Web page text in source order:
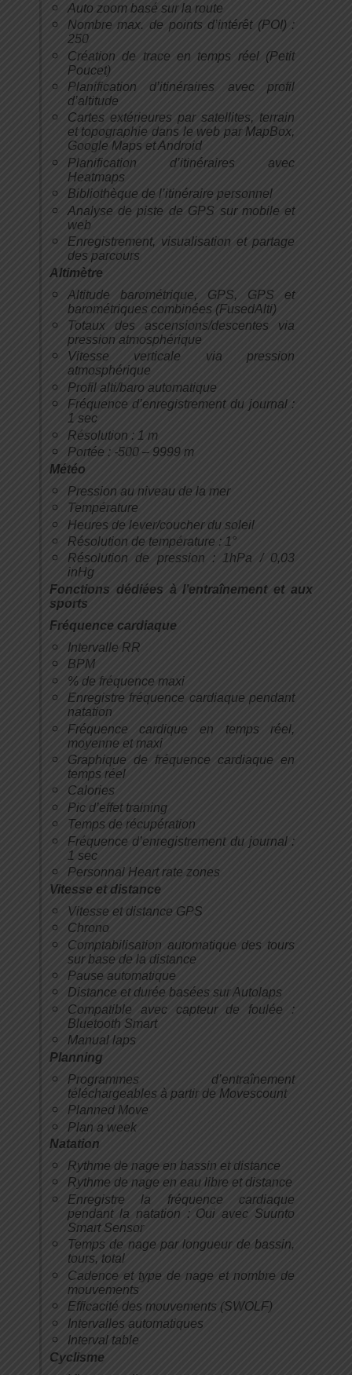
Auto zoom basé sur la route
Nombre max. de points d’intérêt (POI) :
250
Création de trace en temps réel (Petit
Poucet)
Planification d’itinéraires avec profil
d’altitude
Cartes extérieures par satellites, terrain
et topographie dans le web par MapBox,
Google Maps et Android
Planification d’itinéraires avec
Heatmaps
Bibliothèque de l’itinéraire personnel
Analyse de piste de GPS sur mobile et
web
Enregistrement, visualisation et partage
des parcours
Altimètre
Altitude barométrique, GPS, GPS et
barométriques combinées (FusedAlti)
Totaux des ascensions/descentes via
pression atmosphérique
Vitesse verticale via pression
atmosphérique
Profil alti/baro automatique
Fréquence d’enregistrement du journal :
1 sec
Résolution : 1 m
Portée : -500 – 9999 m
Météo
Pression au niveau de la mer
Température
Heures de lever/coucher du soleil
Résolution de température : 1°
Résolution de pression : 1hPa / 0,03
inHg
Fonctions dédiées à l’entraînement et aux
sports
Fréquence cardiaque
Intervalle RR
BPM
% de fréquence maxi
Enregistre fréquence cardiaque pendant
natation
Fréquence cardique en temps réel,
moyenne et maxi
Graphique de fréquence cardiaque en
temps réel
Calories
Pic d’effet training
Temps de récupération
Fréquence d’enregistrement du journal :
1 sec
Personnal Heart rate zones
Vitesse et distance
Vitesse et distance GPS
Chrono
Comptabilisation automatique des tours
sur base de la distance
Pause automatique
Distance et durée basées sur Autolaps
Compatible avec capteur de foulée :
Bluetooth Smart
Manual laps
Planning
Programmes d’entraînement
téléchargeables à partir de Movescount
Planned Move
Plan a week
Natation
Rythme de nage en bassin et distance
Rythme de nage en eau libre et distance
Enregistre la fréquence cardiaque
pendant la natation : Oui avec Suunto
Smart Sensor
Temps de nage par longueur de bassin,
tours, total
Cadence et type de nage et nombre de
mouvements
Efficacité des mouvements (SWOLF)
Intervalles automatiques
Interval table
Cyclisme